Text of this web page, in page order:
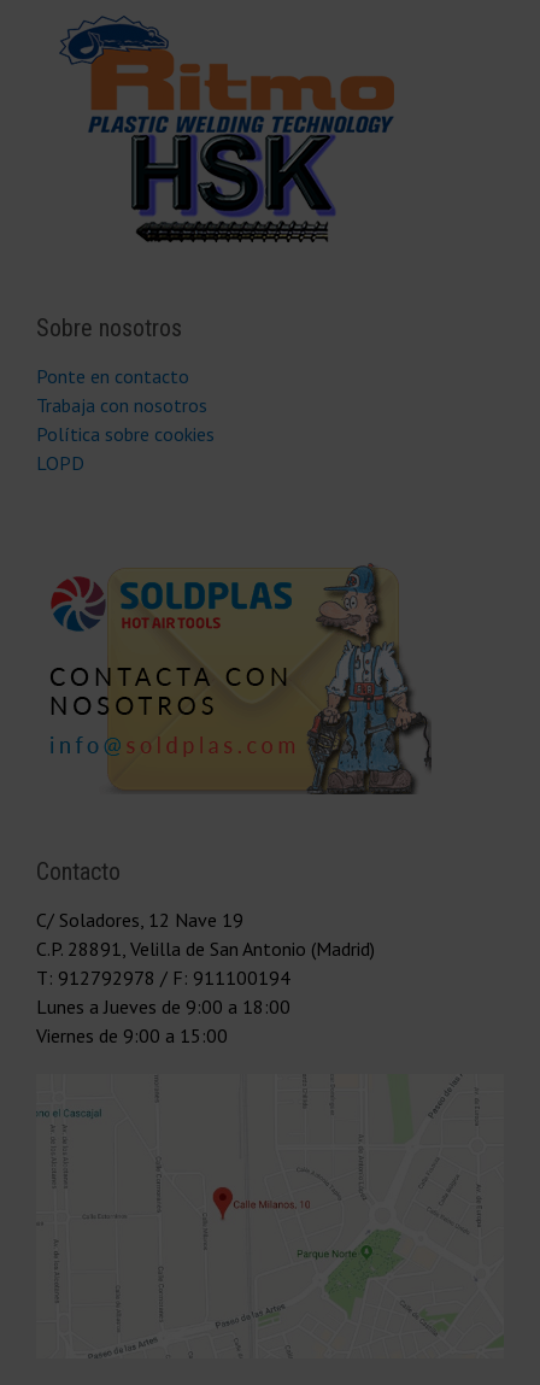
Sobre nosotros
Ponte en contacto
Trabaja con nosotros
Política sobre cookies
LOPD
Contacto
C/ Soladores, 12 Nave 19
C.P. 28891 Velilla de San Antonio (Madrid)
T: 912792978 / F: 911100194
Lunes a Jueves de 9:00 a 18:00
Viernes de 9:00 a 15:00